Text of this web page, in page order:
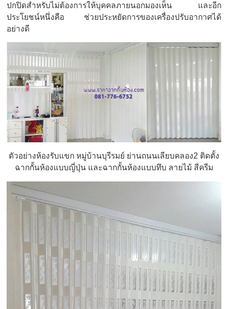
ปกปิดสำหรับไม่ต้องการให้บุคคลภายนอกมองเห็น และอีก
ประโยชน์หนึ่งคือ ช่วยประหยัดการของเครื่องปรับอากาศได้
อย่างดี
ตัวอย่างห้องรับแขก หมู่บ้านบุรีรมย์ ย่านถนนเลียบคลอง2 ติดตั้ง
ฉากกั้นห้องแบบญี่ปุ่น และฉากกั้นห้องแบบทึบ ลายไม้ สีครีม